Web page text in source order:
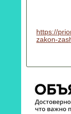
https://
zakon-